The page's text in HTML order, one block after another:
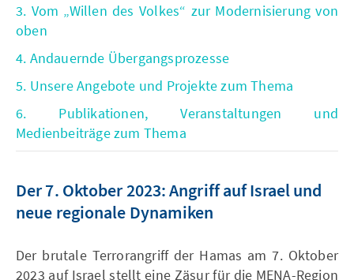
3. Vom „Willen des Volkes“ zur Modernisierung von
oben
4. Andauernde Übergangsprozesse
5. Unsere Angebote und Projekte zum Thema
6. Publikationen, Veranstaltungen und
Medienbeiträge zum Thema
Der 7. Oktober 2023: Angriff auf Israel und
neue regionale Dynamiken
Der brutale Terrorangriff der Hamas am 7. Oktober
2023 auf Israel stellt eine Zäsur für die MENA-Region